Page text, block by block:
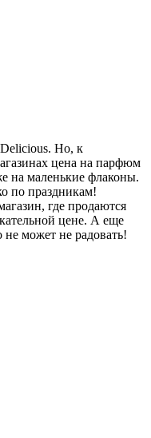
Но, к
цена на парфюм
на маленькие флаконы.
по праздникам!
где продаются
цене. А еще
может не радовать!